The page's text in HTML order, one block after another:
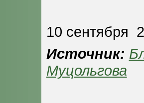
10 сентября
Источник:
Муцольгова